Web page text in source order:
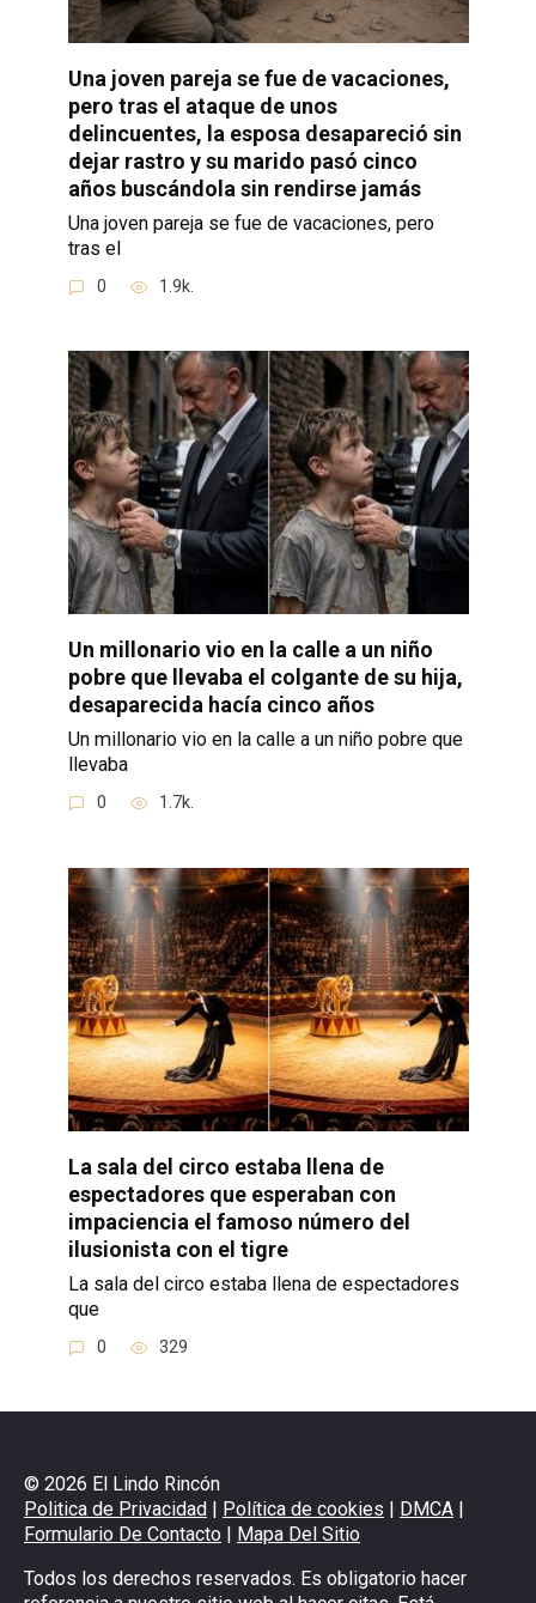
Una joven pareja se fue de vacaciones,
pero tras el ataque de unos
delincuentes, la esposa desapareció sin
dejar rastro y su marido pasó cinco
años buscándola sin rendirse jamás
Una joven pareja se fue de vacaciones, pero
tras el
0 1.9k.
Un millonario vio en la calle a un niño
pobre que llevaba el colgante de su hija,
desaparecida hacía cinco años
Un millonario vio en la calle a un niño pobre que
llevaba
0 1.7k.
La sala del circo estaba llena de
espectadores que esperaban con
impaciencia el famoso número del
ilusionista con el tigre
La sala del circo estaba llena de espectadores
que
0 329
© 2026 El Lindo Rincón
Politica de Privacidad | Política de cookies | DMCA |
Formulario De Contacto | Mapa Del Sitio
Todos los derechos reservados. Es obligatorio hacer